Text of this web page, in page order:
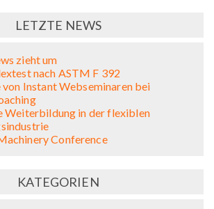
LETZTE NEWS
zieht um
nach ASTM F 392
Instant Webseminaren bei
Weiterbildung in der flexiblen
Conference
KATEGORIEN